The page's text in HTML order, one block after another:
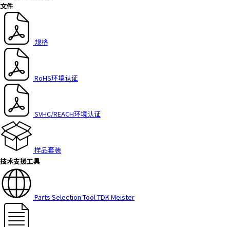
文件
规格
RoHS环境认证
SVHC/REACH环境认证
样品套装
技术支援工具
Parts Selection Tool TDK Meister